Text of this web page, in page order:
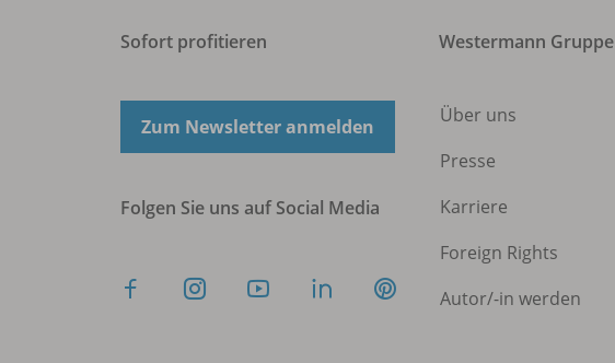
Sofort profitieren
Zum Newsletter anmelden
Folgen Sie uns auf Social Media
Westermann Gruppe
Über uns
Presse
Karriere
Foreign Rights
Autor/-in werden